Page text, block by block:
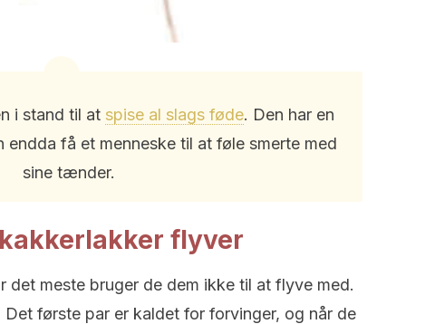
i stand til at spise al slags føde. Den har en
endda få et menneske til at føle smerte med
sine tænder.
flyver
det meste bruger de dem ikke til at flyve med.
første par er kaldet for forvinger, og når de